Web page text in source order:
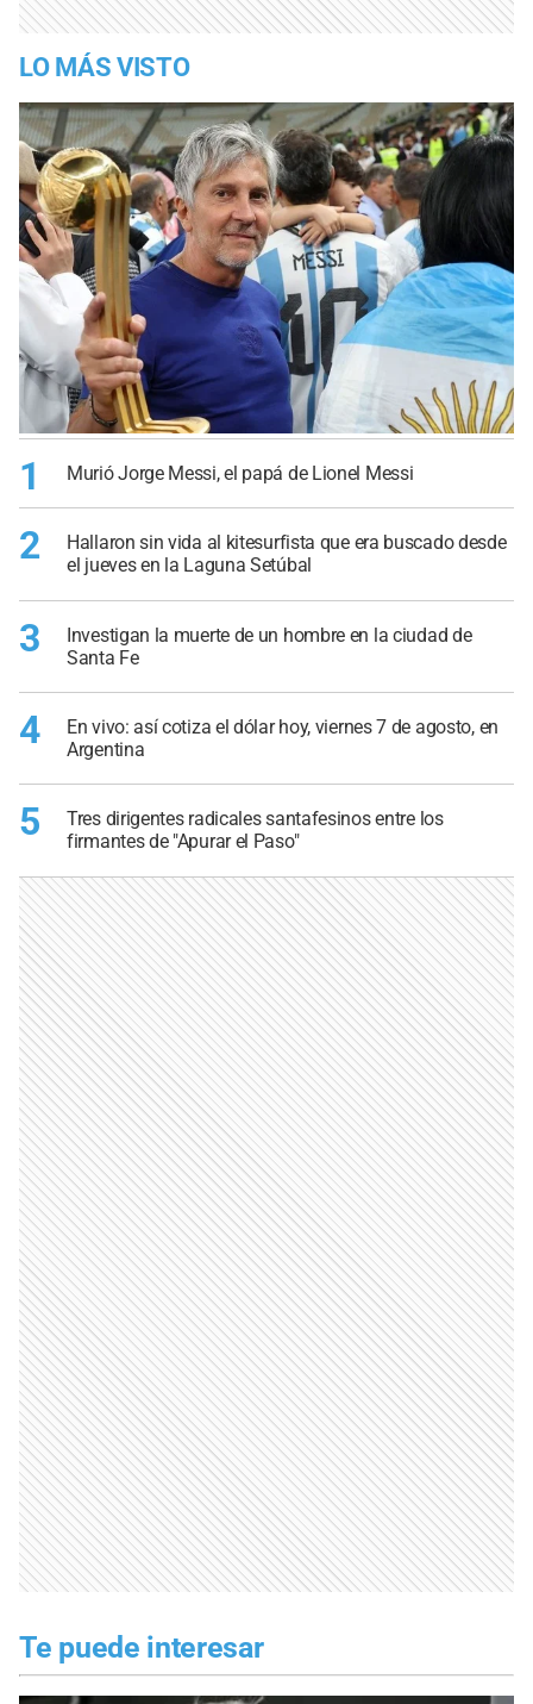
LO MÁS VISTO
1 Murió Jorge Messi, el papá de Lionel Messi
2
Hallaron sin vida al kitesurfista que era buscado desde
el jueves en la Laguna Setúbal
3
Investigan la muerte de un hombre en la ciudad de
Santa Fe
4
En vivo: así cotiza el dólar hoy, viernes 7 de agosto, en
Argentina
5
Tres dirigentes radicales santafesinos entre los
firmantes de "Apurar el Paso"
Te puede interesar